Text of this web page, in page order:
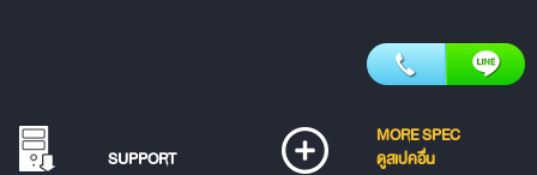
SUPPORT
MORE SPEC
ดูสเปคอื่น